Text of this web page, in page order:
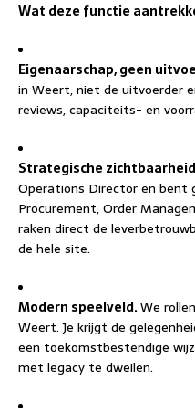
Wat deze functie
Eigenaarschap, geen
in Weert, niet de uitvoerder
reviews, capaciteits- en
Strategische
Operations Director en bent
Procurement, Order
raken direct de
de hele site.
Modern speelveld.We
Weert. Je krijgt de
een toekomstbestendige
met legacy te dweilen.